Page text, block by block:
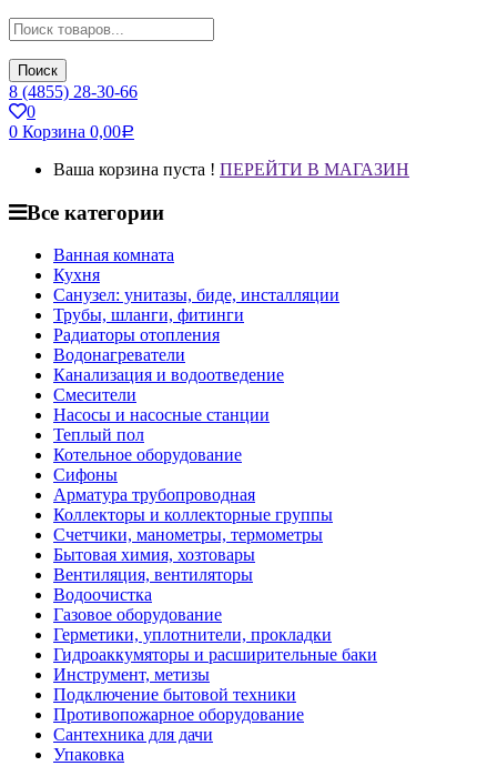
Поиск
8 (4855) 28-30-66
0
0 Корзина 0,00Р
Ваша корзина пуста ! ПЕРЕЙТИ В МАГАЗИН
Все категории
Ванная комната
Кухня
Санузел: унитазы, биде, инсталляции
Трубы, шланги, фитинги
Радиаторы отопления
Водонагреватели
Канализация и водоотведение
Смесители
Насосы и насосные станции
Теплый пол
Котельное оборудование
Сифоны
Арматура трубопроводная
Коллекторы и коллекторные группы
Счетчики, манометры, термометры
Бытовая химия, хозтовары
Вентиляция, вентиляторы
Водоочистка
Газовое оборудование
Герметики, уплотнители, прокладки
Гидроаккумяторы и расширительные баки
Инструмент, метизы
Подключение бытовой техники
Противопожарное оборудование
Сантехника для дачи
Упаковка